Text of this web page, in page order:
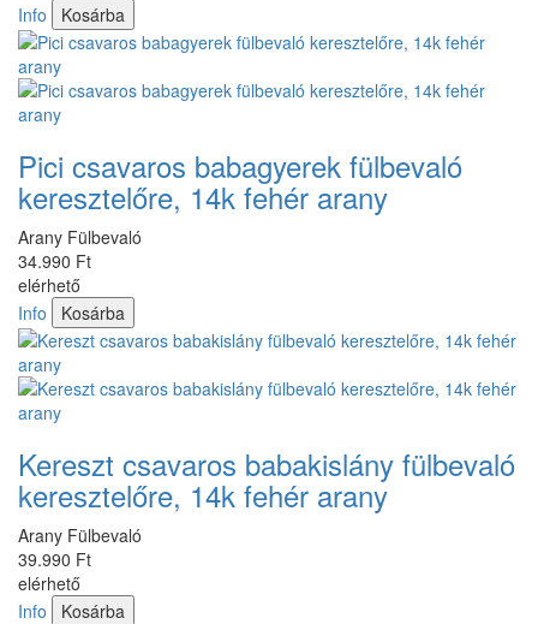
Info
Kosárba
Pici csavaros babagyerek fülbevaló
keresztelőre, 14k fehér arany
Arany Fülbevaló
34.990 Ft
elérhető
Info
Kosárba
Kereszt csavaros babakislány fülbevaló
keresztelőre, 14k fehér arany
Arany Fülbevaló
39.990 Ft
elérhető
Info
Kosárba